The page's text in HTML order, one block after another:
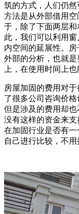
筑的方式，人们仍
方法是从外部借用
于，除了下面两层
此，我们可以利用
内空间的延展性。
外部的分析，也就
上，在使用时间上
房屋加固的费用对
了很多公司咨询价
但是涉及的费用却
没有这样的资金来
在加固行业是否有
自己进行比较，不用